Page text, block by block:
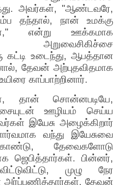
அவர்கள், "ஆண்டவரே,
தந்தால், நான் உமக்கு
என்று ஊக்கமாக
அறுவைசிகிச்சை
கட்டி உடைந்து, ஆபத்தான
தேவன் அற்புதவிதமாக
காப்பாற்றினார்.
தான் சொன்னபடியே,
ஊழியம் செய்ய
இயேசு அழைக்கிறார்
வந்து இயேசுவை
தேவைகளோடு
ஜெபித்தார்கள். பின்னர்,
முழு நேர
அர்ப்பணித்தார்கள். தேவன்